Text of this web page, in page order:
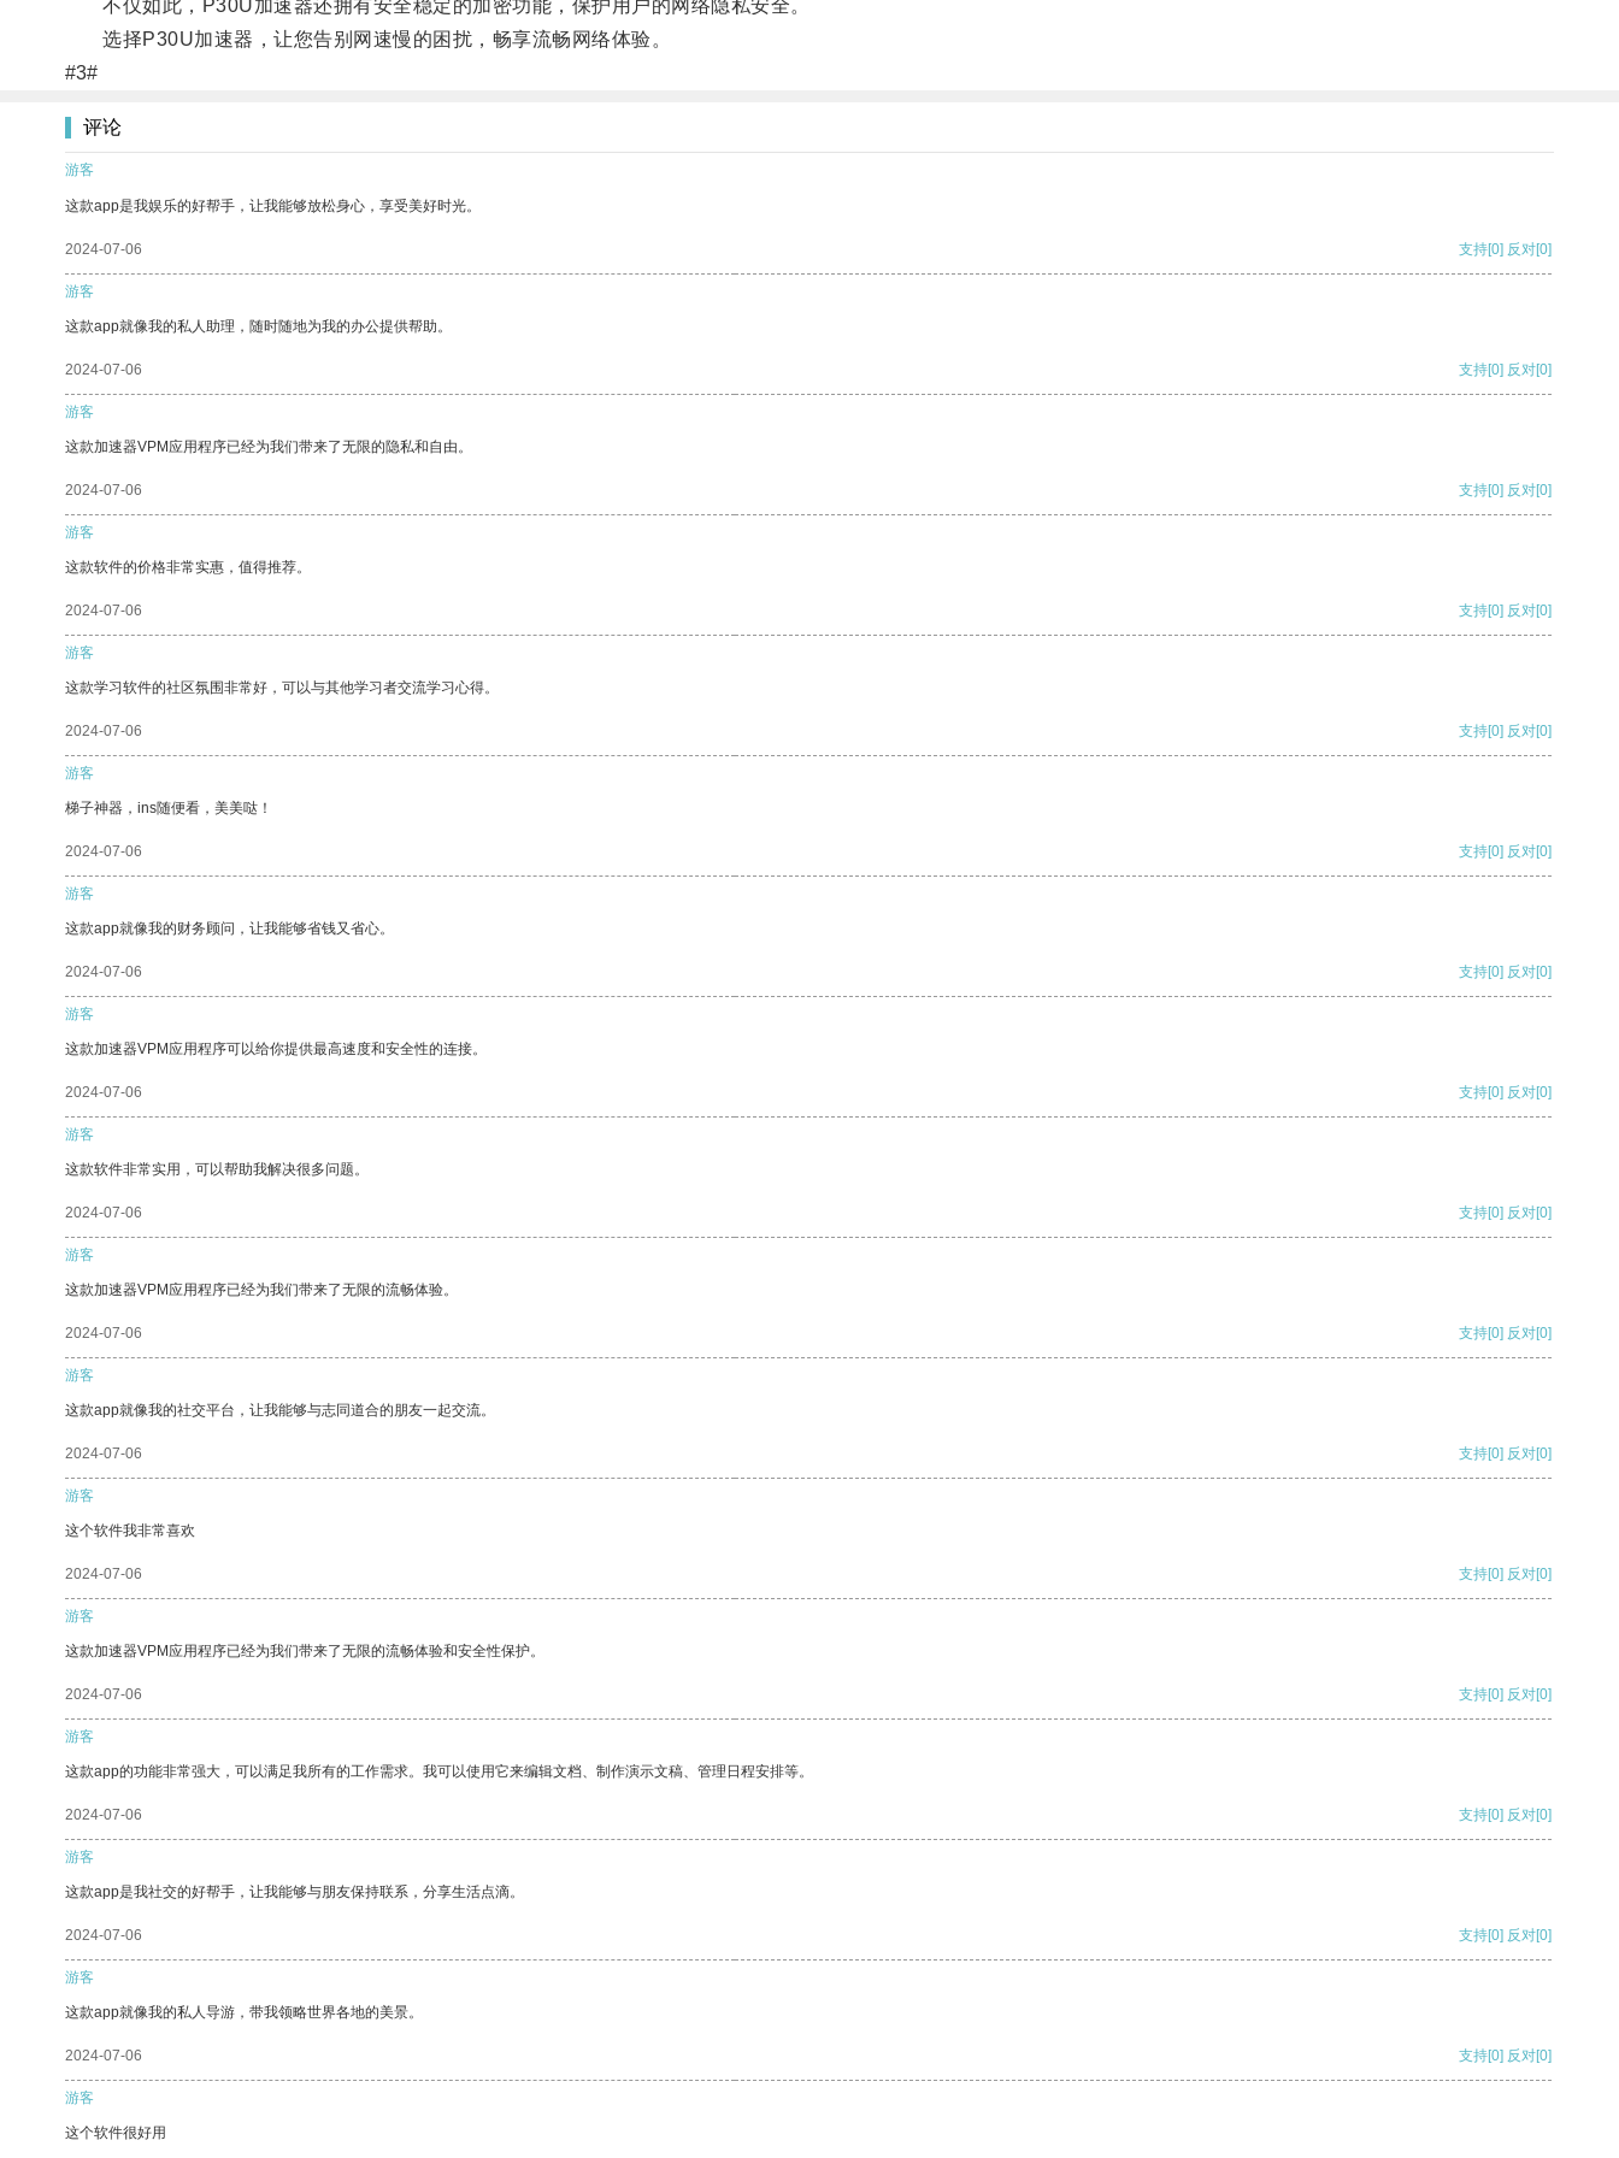
不仅如此，P30U加速器还拥有安全稳定的加密功能，保护用户的网络隐私安全。
选择P30U加速器，让您告别网速慢的困扰，畅享流畅网络体验。
#3#
评论
游客
这款app是我娱乐的好帮手，让我能够放松身心，享受美好时光。
2024-07-06 支持[0] 反对[0]
游客
这款app就像我的私人助理，随时随地为我的办公提供帮助。
2024-07-06 支持[0] 反对[0]
游客
这款加速器VPM应用程序已经为我们带来了无限的隐私和自由。
2024-07-06 支持[0] 反对[0]
游客
这款软件的价格非常实惠，值得推荐。
2024-07-06 支持[0] 反对[0]
游客
这款学习软件的社区氛围非常好，可以与其他学习者交流学习心得。
2024-07-06 支持[0] 反对[0]
游客
梯子神器，ins随便看，美美哒！
2024-07-06 支持[0] 反对[0]
游客
这款app就像我的财务顾问，让我能够省钱又省心。
2024-07-06 支持[0] 反对[0]
游客
这款加速器VPM应用程序可以给你提供最高速度和安全性的连接。
2024-07-06 支持[0] 反对[0]
游客
这款软件非常实用，可以帮助我解决很多问题。
2024-07-06 支持[0] 反对[0]
游客
这款加速器VPM应用程序已经为我们带来了无限的流畅体验。
2024-07-06 支持[0] 反对[0]
游客
这款app就像我的社交平台，让我能够与志同道合的朋友一起交流。
2024-07-06 支持[0] 反对[0]
游客
这个软件我非常喜欢
2024-07-06 支持[0] 反对[0]
游客
这款加速器VPM应用程序已经为我们带来了无限的流畅体验和安全性保护。
2024-07-06 支持[0] 反对[0]
游客
这款app的功能非常强大，可以满足我所有的工作需求。我可以使用它来编辑文档、制作演示文稿、管理日程安排等。
2024-07-06 支持[0] 反对[0]
游客
这款app是我社交的好帮手，让我能够与朋友保持联系，分享生活点滴。
2024-07-06 支持[0] 反对[0]
游客
这款app就像我的私人导游，带我领略世界各地的美景。
2024-07-06 支持[0] 反对[0]
游客
这个软件很好用